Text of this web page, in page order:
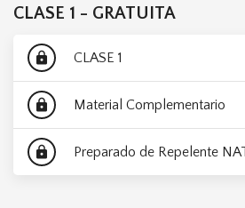
CLASE 1 - GRATUITA
lock CLASE 1
lock Material Complementario
lock Preparado de Repelente